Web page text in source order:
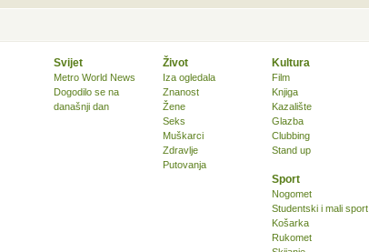
Svijet
Metro World News
Dogodilo se na
današnji dan
Život
Iza ogledala
Znanost
Žene
Seks
Muškarci
Zdravlje
Putovanja
Kultura
Film
Knjiga
Kazalište
Glazba
Clubbing
Stand up
Sport
Nogomet
Studentski i mali sport
Košarka
Rukomet